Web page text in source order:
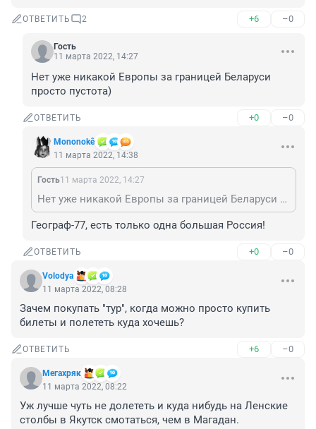
ОТВЕТИТЬ 2 +6 –0
Гость
11 марта 2022, 14:27
Нет уже никакой Европы за границей Беларуси
просто пустота)
ОТВЕТИТЬ +0 –0
Mononokê
11 марта 2022, 14:38
Гость11 марта 2022, 14:27
Нет уже никакой Европы за границей Беларуси просто пустота)
Географ-77, есть только одна большая Россия!
ОТВЕТИТЬ +0 –0
Vоlodya
11 марта 2022, 08:28
Зачем покупать "тур", когда можно просто купить
билеты и полететь куда хочешь?
ОТВЕТИТЬ +6 –0
Мегахряк
11 марта 2022, 08:22
Уж лучше чуть не долететь и куда нибудь на Ленские
столбы в Якутск смотаться, чем в Магадан.